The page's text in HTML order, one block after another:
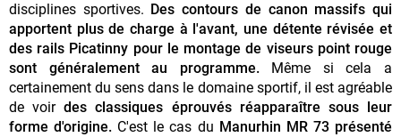
disciplines sportives. Des contours de canon massifs qui
apportent plus de charge à l'avant, une détente révisée et
des rails Picatinny pour le montage de viseurs point rouge
sont généralement au programme.Même si cela a
certainement du sens dans le domaine sportif, il est agréable
de voirdes classiques éprouvés réapparaître sous leur
forme d'origine. C'est le cas du Manurhin MR 73 présenté